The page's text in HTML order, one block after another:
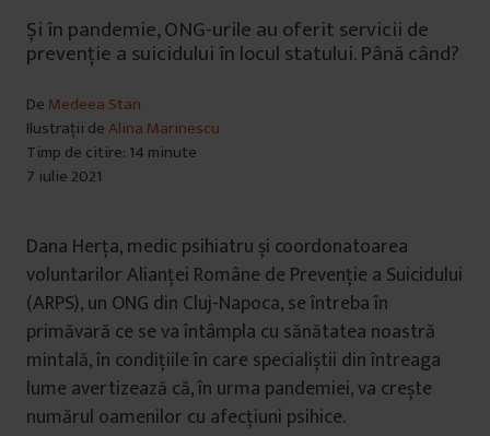
Și în pandemie, ONG-urile au oferit servicii de
prevenție a suicidului în locul statului. Până când?
De Medeea Stan
Ilustrații deAlina Marinescu
Timp de citire: 14 minute
7 iulie 2021
Dana Herța, medic psihiatru și coordonatoarea
voluntarilor Alianței Române de Prevenție a Suicidului
(ARPS), un ONG din Cluj-Napoca, se întreba în
primăvară ce se va întâmpla cu sănătatea noastră
mintală, în condițiile în care specialiștii din întreaga
lume avertizează că, în urma pandemiei, va crește
numărul oamenilor cu afecțiuni psihice.